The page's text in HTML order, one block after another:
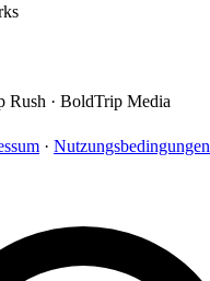
· BoldTrip Media
· Nutzungsbedingungen